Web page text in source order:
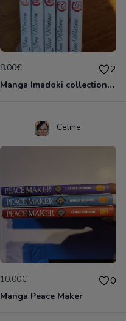
8.00€ 2
Manga Imadoki collection complète
Celine
10.00€ 0
Manga Peace Maker